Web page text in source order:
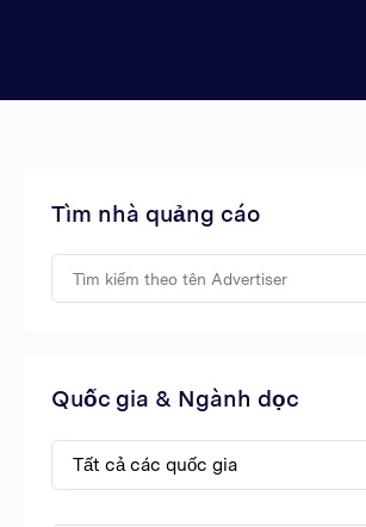
Tìm nhà quảng cáo
Quốc gia & Ngành dọc